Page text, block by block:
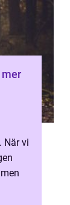
mer
När vi